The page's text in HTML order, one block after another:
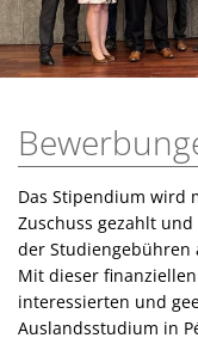
Das Stipendium wird
Zuschuss gezahlt
der Studiengebühren
Mit dieser
interessierten und
Auslandsstudium in